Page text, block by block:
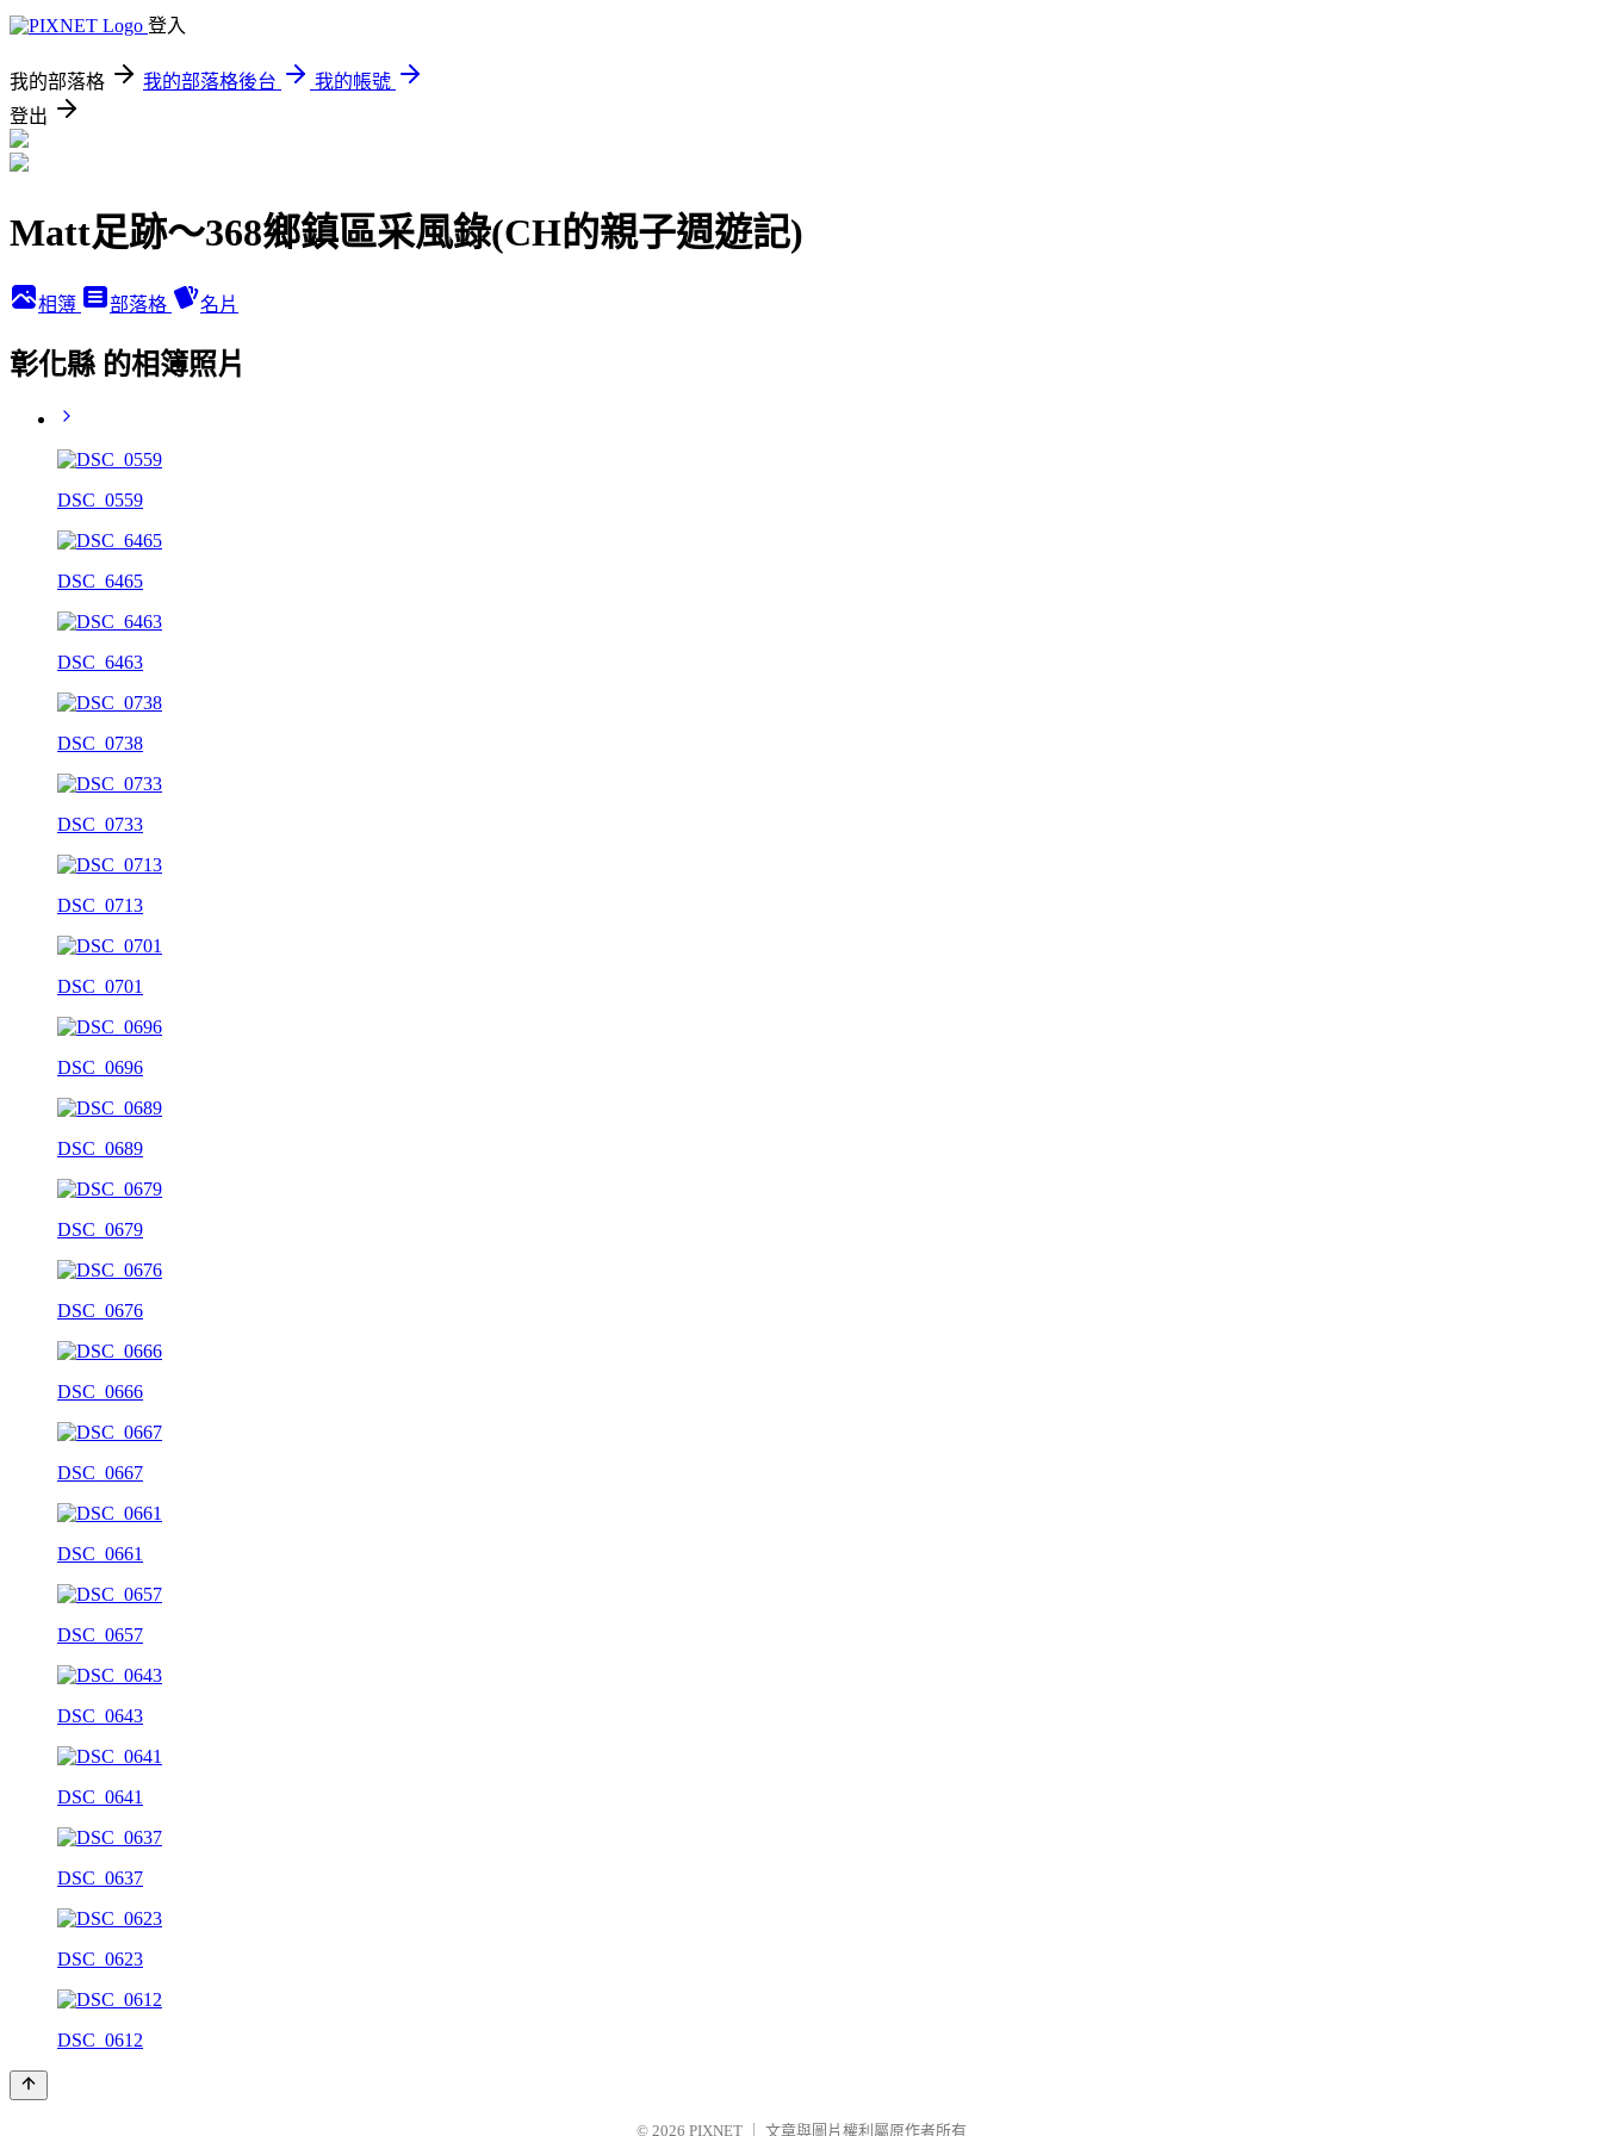
登入
我的部落格 我的部落格後台
我的帳號
登出
Matt足跡～368鄉鎮區采風錄(CH的親子週遊記)
相簿 部落格 名片
彰化縣 的相簿照片
DSC_0559
DSC_6465
DSC_6463
DSC_0738
DSC_0733
DSC_0713
DSC_0701
DSC_0696
DSC_0689
DSC_0679
DSC_0676
DSC_0666
DSC_0667
DSC_0661
DSC_0657
DSC_0643
DSC_0641
DSC_0637
DSC_0623
DSC_0612
© 2026 PIXNET 文章與圖片權利屬原作者所有